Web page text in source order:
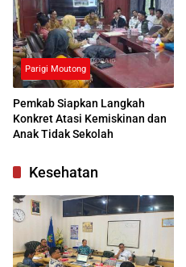
Parigi Moutong
Pemkab Siapkan Langkah
Konkret Atasi Kemiskinan dan
Anak Tidak Sekolah
Kesehatan